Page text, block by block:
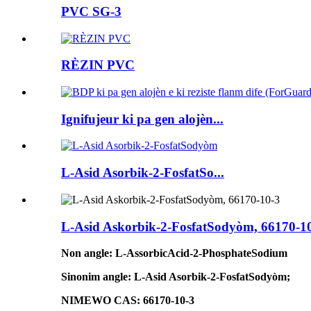
PVC SG-3
RÈZIN PVC
Ignifujeur ki pa gen alojèn...
L-Asid Asorbik-2-FosfatSo...
L-Asid Askorbik-2-FosfatSodyòm, 66170-
Non angle: L-AssorbicAcid-2-PhosphateSodium
Sinonim angle: L-Asid Asorbik-2-FosfatSodyòm;
NIMEWO CAS: 66170-10-3